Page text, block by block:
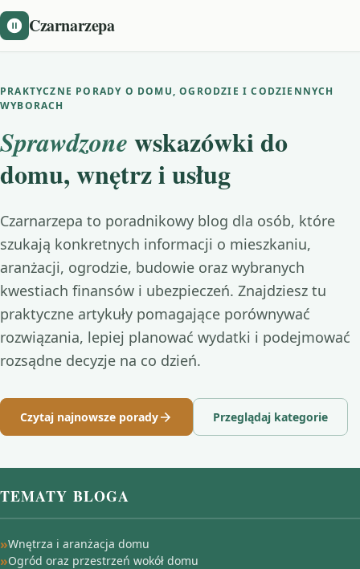
Czarnarzepa
PRAKTYCZNE PORADY O DOMU, OGRODZIE I CODZIENNYCH
WYBORACH
Sprawdzone wskazówki do
domu, wnętrz i usług
Czarnarzepa to poradnikowy blog dla osób, które
szukają konkretnych informacji o mieszkaniu,
aranżacji, ogrodzie, budowie oraz wybranych
kwestiach finansów i ubezpieczeń. Znajdziesz tu
praktyczne artykuły pomagające porównywać
rozwiązania, lepiej planować wydatki i podejmować
rozsądne decyzje na co dzień.
Czytaj najnowsze porady Przeglądaj kategorie
TEMATY BLOGA
Wnętrza i aranżacja domu
Ogród oraz przestrzeń wokół domu